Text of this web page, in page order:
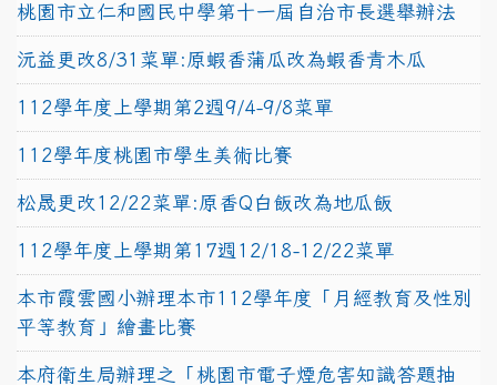
桃園市立仁和國民中學第十一屆自治市長選舉辦法
沅益更改8/31菜單:原蝦香蒲瓜改為蝦香青木瓜
112學年度上學期第2週9/4-9/8菜單
112學年度桃園市學生美術比賽
松晟更改12/22菜單:原香Q白飯改為地瓜飯
112學年度上學期第17週12/18-12/22菜單
本市霞雲國小辦理本市112學年度「月經教育及性別
平等教育」繪畫比賽
本府衛生局辦理之「桃園市電子煙危害知識答題抽